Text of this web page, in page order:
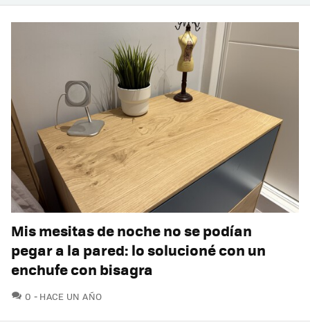
Mis mesitas de noche no se podían
pegar a la pared: lo solucioné con un
enchufe con bisagra
0 COMENTARIOS
HACE UN AÑO